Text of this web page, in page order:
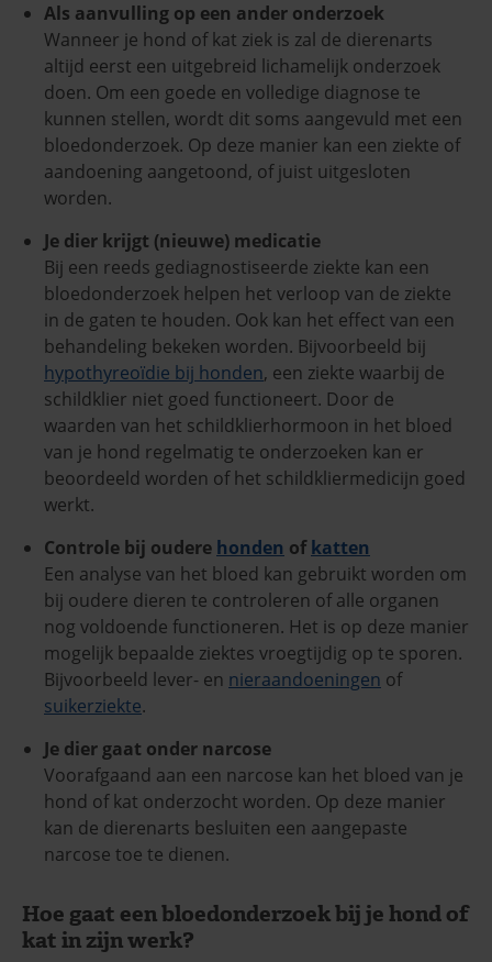
Als aanvulling op een ander onderzoek
Wanneer je hond of kat ziek is zal de dierenarts
altijd eerst een uitgebreid lichamelijk onderzoek
doen. Om een goede en volledige diagnose te
kunnen stellen, wordt dit soms aangevuld met een
bloedonderzoek. Op deze manier kan een ziekte of
aandoening aangetoond, of juist uitgesloten
worden.
Je dier krijgt (nieuwe) medicatie
Bij een reeds gediagnostiseerde ziekte kan een
bloedonderzoek helpen het verloop van de ziekte
in de gaten te houden. Ook kan het effect van een
behandeling bekeken worden. Bijvoorbeeld bij
hypothyreoïdie bij honden, een ziekte waarbij de
schildklier niet goed functioneert. Door de
waarden van het schildklierhormoon in het bloed
van je hond regelmatig te onderzoeken kan er
beoordeeld worden of het schildkliermedicijn goed
werkt.
Controle bij oudere honden ofkatten
Een analyse van het bloed kan gebruikt worden om
bij oudere dieren te controleren of alle organen
nog voldoende functioneren. Het is op deze manier
mogelijk bepaalde ziektes vroegtijdig op te sporen.
Bijvoorbeeld lever- en nieraandoeningen of
suikerziekte.
Je dier gaat onder narcose
Voorafgaand aan een narcose kan het bloed van je
hond of kat onderzocht worden. Op deze manier
kan de dierenarts besluiten een aangepaste
narcose toe te dienen.
Hoe gaat een bloedonderzoek bij je hond of
kat in zijn werk?